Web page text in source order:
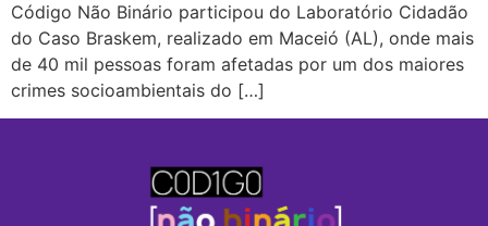
Código Não Binário participou do Laboratório Cidadão
do Caso Braskem, realizado em Maceió (AL), onde mais
de 40 mil pessoas foram afetadas por um dos maiores
crimes socioambientais do […]